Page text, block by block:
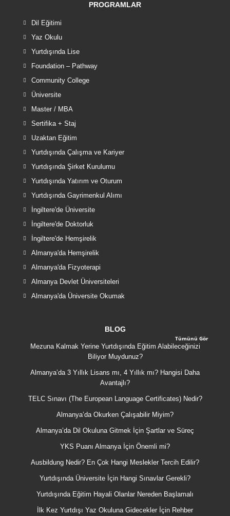
PROGRAMLAR
Dil Eğitimi
Yaz Okulu
Yurtdışında Lise
Foundation – Pathway
Community College
Üniversite
Master / MBA
Sertifika + Staj
Uzaktan Eğitim
Yurtdışında Çalışma ve Kariyer
Yurtdışında Şirket Kurulumu
Yurtdışında Yatırım ve Oturum
Yurtdışında Gayrimenkul Alımı
İngiltere'de Üniversite
İngiltere'de Doktorluk
İngiltere'de Hemşirelik
Almanya'da Hemşirelik
Almanya'da Fizyoterapi
Almanya Devlet Üniversiteleri
Almanya'da Üniversite Okumak
BLOG
Tümünü Gör
Mezuna Kalmak Yerine Yurtdışında Eğitim Alabileceğinizi
Biliyor Muydunuz?
Almanya’da 3 Yıllık Lisans mı, 4 Yıllık mı? Hangisi Daha
Avantajlı?
TELC Sınavı (The European Language Certificates) Nedir?
Almanya’da Okurken Çalışabilir Miyim?
Almanya’da Dil Okuluna Gitmek İçin Şartlar ve Süreç
YKS Puanı Almanya İçin Önemli mi?
Ausbildung Nedir? En Çok Hangi Meslekler Tercih Edilir?
Yurtdışında Üniversite İçin Hangi Sınavlar Gerekli?
Yurtdışında Eğitim Hayali Olanlar Nereden Başlamalı
İlk Kez Yurtdışı Yaz Okuluna Gidecekler İçin Rehber